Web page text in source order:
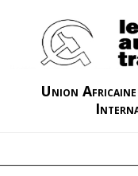
Union Africaine